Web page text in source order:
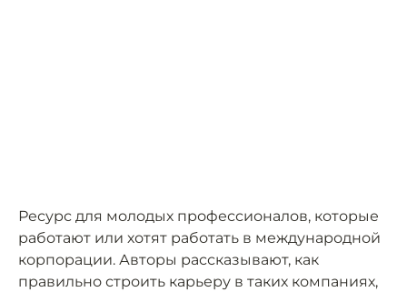
Ресурс для молодых профессионалов, которые
работают или хотят работать в международной
корпорации. Авторы рассказывают, как
правильно строить карьеру в таких компаниях,